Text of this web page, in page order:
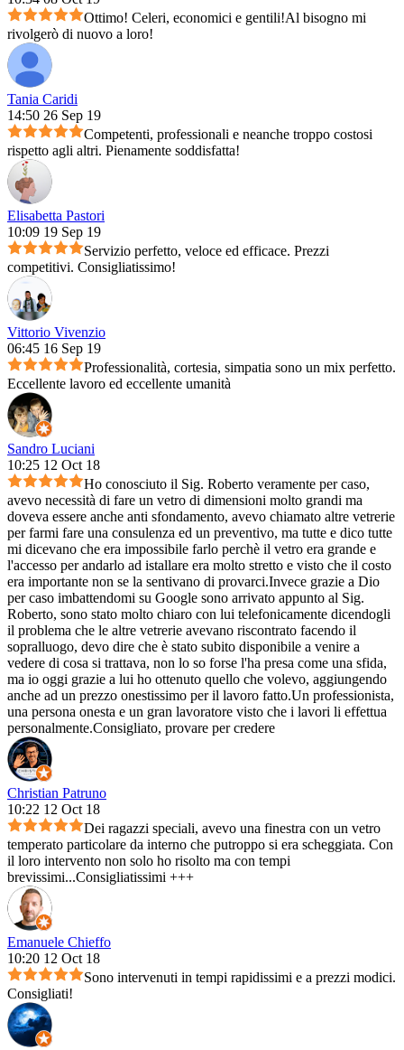
Ottimo! Celeri, economici e gentili!Al bisogno mi
rivolgerò di nuovo a loro!
Tania Caridi
14:50 26 Sep 19
Competenti, professionali e neanche troppo costosi
rispetto agli altri. Pienamente soddisfatta!
Elisabetta Pastori
10:09 19 Sep 19
Servizio perfetto, veloce ed efficace. Prezzi
competitivi. Consigliatissimo!
Vittorio Vivenzio
06:45 16 Sep 19
Professionalità, cortesia, simpatia sono un mix perfetto.
Eccellente lavoro ed eccellente umanità
Sandro Luciani
10:25 12 Oct 18
Ho conosciuto il Sig. Roberto veramente per caso,
avevo necessità di fare un vetro di dimensioni molto grandi ma
doveva essere anche anti sfondamento, avevo chiamato altre vetrerie
per farmi fare una consulenza ed un preventivo, ma tutte e dico tutte
mi dicevano che era impossibile farlo perchè il vetro era grande e
l'accesso per andarlo ad istallare era molto stretto e visto che il costo
era importante non se la sentivano di provarci.Invece grazie a Dio
per caso imbattendomi su Google sono arrivato appunto al Sig.
Roberto, sono stato molto chiaro con lui telefonicamente dicendogli
il problema che le altre vetrerie avevano riscontrato facendo il
sopralluogo, devo dire che è stato subito disponibile a venire a
vedere di cosa si trattava, non lo so forse l'ha presa come una sfida,
ma io oggi grazie a lui ho ottenuto quello che volevo, aggiungendo
anche ad un prezzo onestissimo per il lavoro fatto.Un professionista,
una persona onesta e un gran lavoratore visto che i lavori li effettua
personalmente.Consigliato, provare per credere
Christian Patruno
10:22 12 Oct 18
Dei ragazzi speciali, avevo una finestra con un vetro
temperato particolare da interno che putroppo si era scheggiata. Con
il loro intervento non solo ho risolto ma con tempi
brevissimi...Consigliatissimi +++
Emanuele Chieffo
10:20 12 Oct 18
Sono intervenuti in tempi rapidissimi e a prezzi modici.
Consigliati!